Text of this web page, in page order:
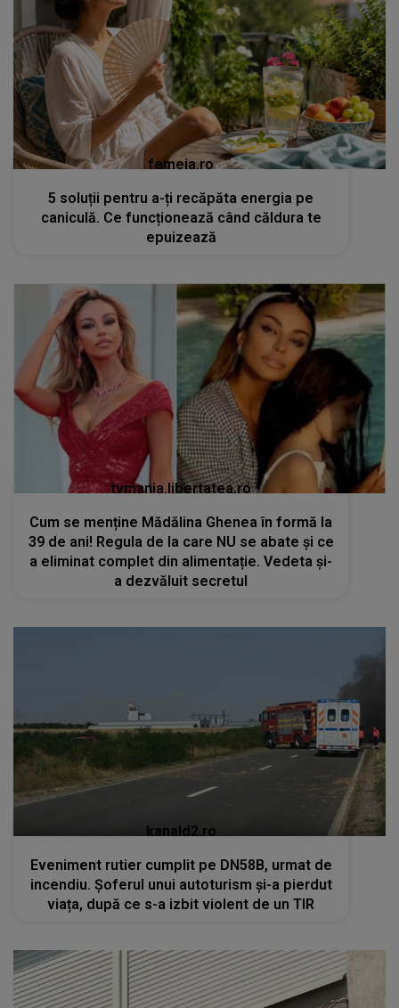
femeia.ro
5 soluții pentru a-ți recăpăta energia pe
caniculă. Ce funcționează când căldura te
epuizează
tvmania.libertatea.ro
Cum se menține Mădălina Ghenea în formă la
39 de ani! Regula de la care NU se abate și ce
a eliminat complet din alimentație. Vedeta și-
a dezvăluit secretul
kanald2.ro
Eveniment rutier cumplit pe DN58B, urmat de
incendiu. Șoferul unui autoturism și-a pierdut
viața, după ce s-a izbit violent de un TIR